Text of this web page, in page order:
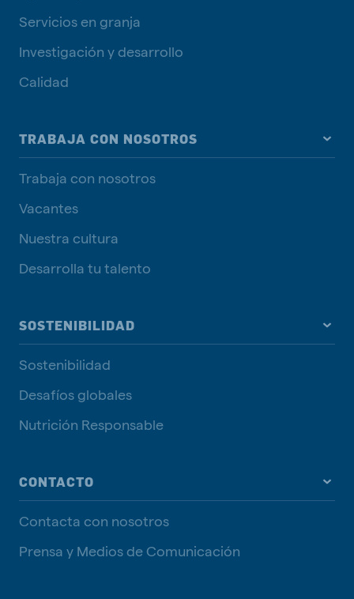
Servicios en granja
Investigación y desarrollo
Calidad
TRABAJA CON NOSOTROS
Trabaja con nosotros
Vacantes
Nuestra cultura
Desarrolla tu talento
SOSTENIBILIDAD
Sostenibilidad
Desafíos globales
Nutrición Responsable
CONTACTO
Contacta con nosotros
Prensa y Medios de Comunicación